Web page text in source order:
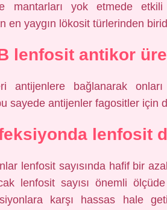
mantarları yok etmede
en yaygın lökosit türlerinden
lenfosit antikor
antijenlere bağlanarak
sayede antijenler fagositler için
lenfosit
lenfosit sayısında hafif bir
lenfosit sayısı önemli ölçüde
karşı hassas hale